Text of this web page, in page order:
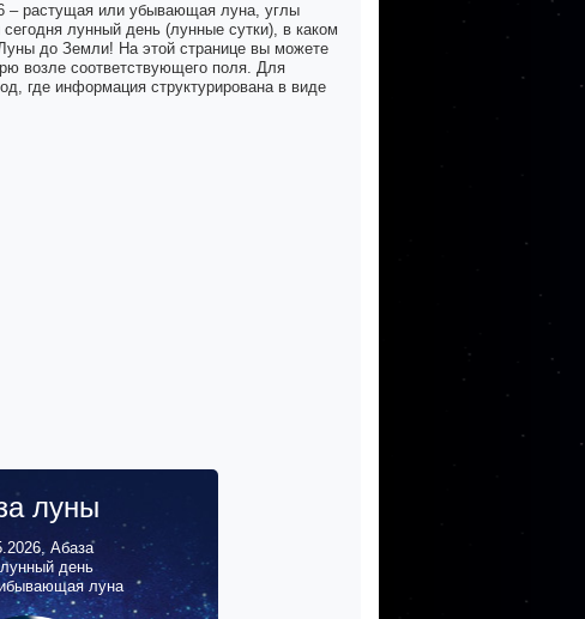
растущая или убывающая луна, углы
лунный день (лунные сутки), в каком
до Земли! На этой странице вы можете
возле соответствующего поля. Для
где информация структурирована в виде
луны
, Абаза
день
луна